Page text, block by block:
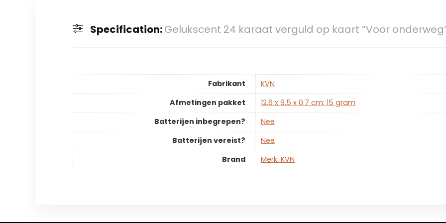
Specification:Gelukscent 24 karaat verguld op kaart “Voor
Fabrikant
‎KVN
Afmetingen pakket
‎12.6 x 9.5 x 0.7 cm; 15 gram
Batterijen inbegrepen?
‎Nee
Batterijen vereist?
‎Nee
Brand
Merk: KVN